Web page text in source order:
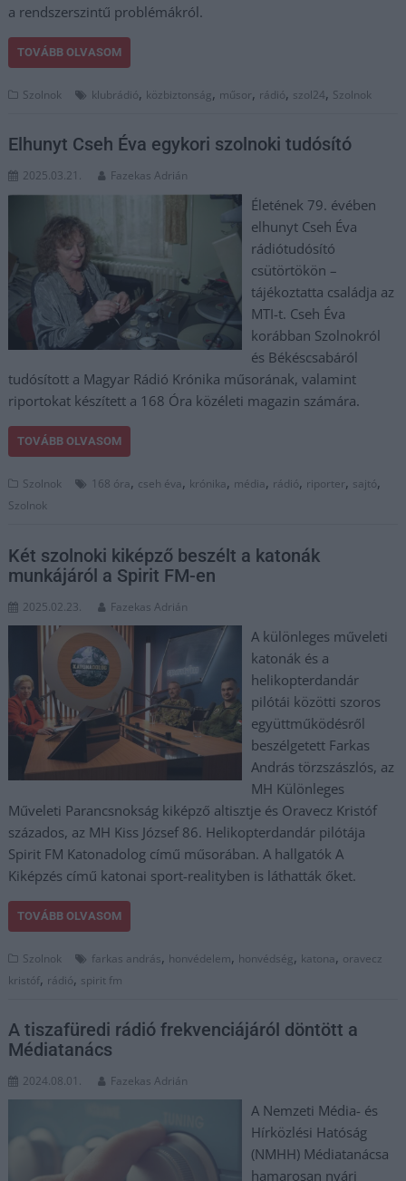
a rendszerszintű problémákról.
TOVÁBB OLVASOM
Szolnok klubrádió, közbiztonság, műsor, rádió, szol24, Szolnok
Elhunyt Cseh Éva egykori szolnoki tudósító
2025.03.21. Fazekas Adrián
Életének 79. évében
elhunyt Cseh Éva
rádiótudósító
csütörtökön –
tájékoztatta családja az
MTI-t. Cseh Éva
korábban Szolnokról
és Békéscsabáról
tudósított a Magyar Rádió Krónika műsorának, valamint
riportokat készített a 168 Óra közéleti magazin számára.
TOVÁBB OLVASOM
Szolnok 168 óra, cseh éva, krónika, média, rádió, riporter, sajtó,
Szolnok
Két szolnoki kiképző beszélt a katonák
munkájáról a Spirit FM-en
2025.02.23. Fazekas Adrián
A különleges műveleti
katonák és a
helikopterdandár
pilótái közötti szoros
együttműködésről
beszélgetett Farkas
András törzszászlós, az
MH Különleges
Műveleti Parancsnokság kiképző altisztje és Oravecz Kristóf
százados, az MH Kiss József 86. Helikopterdandár pilótája
Spirit FM Katonadolog című műsorában. A hallgatók A
Kiképzés című katonai sport-realityben is láthatták őket.
TOVÁBB OLVASOM
Szolnok farkas andrás, honvédelem, honvédség, katona, oravecz
kristóf, rádió, spirit fm
A tiszafüredi rádió frekvenciájáról döntött a
Médiatanács
2024.08.01. Fazekas Adrián
A Nemzeti Média- és
Hírközlési Hatóság
(NMHH) Médiatanácsa
hamarosan nyári